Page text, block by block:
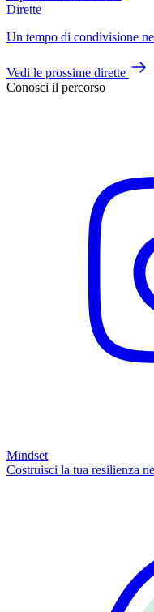
Dirette
Un tempo di condivisione
Vedi le prossime dirette
Conosci il percorso
Mindset
Costruisci la tua resilienza